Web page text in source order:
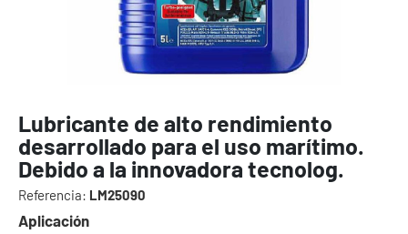
Lubricante de alto rendimiento
desarrollado para el uso marítimo.
Debido a la innovadora tecnolog.
Referencia: LM25090
Aplicación